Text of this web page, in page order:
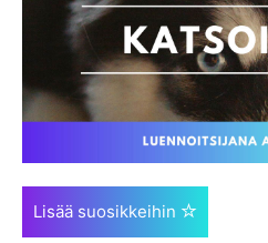
Lisää suosikkeihin